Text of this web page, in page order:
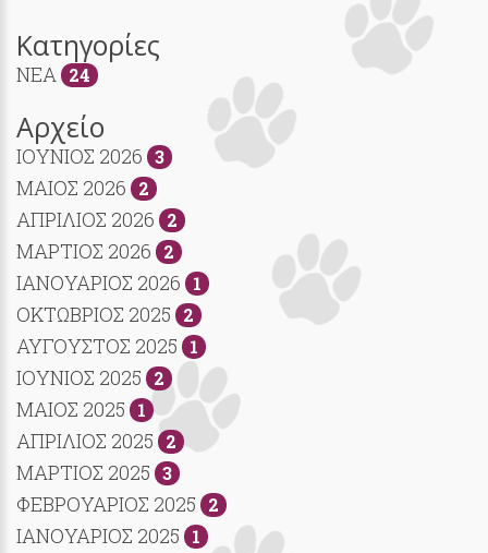
Κατηγορίες
NEA 24
Αρχείο
ΙΟΥΝΙΟΣ 2026 3
ΜΑΙΟΣ 2026 2
ΑΠΡΙΛΙΟΣ 2026 2
ΜΑΡΤΙΟΣ 2026 2
ΙΑΝΟΥΑΡΙΟΣ 2026 1
ΟΚΤΩΒΡΙΟΣ 2025 2
ΑΥΓΟΥΣΤΟΣ 2025 1
ΙΟΥΝΙΟΣ 2025 2
ΜΑΙΟΣ 2025 1
ΑΠΡΙΛΙΟΣ 2025 2
ΜΑΡΤΙΟΣ 2025 3
ΦΕΒΡΟΥΑΡΙΟΣ 2025 2
ΙΑΝΟΥΑΡΙΟΣ 2025 1